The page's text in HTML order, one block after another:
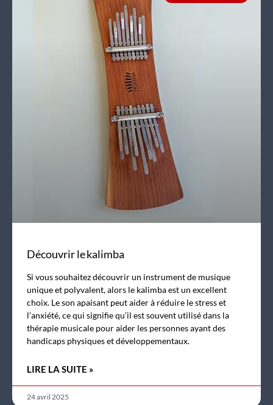
Découvrir le kalimba
Si vous souhaitez découvrir un instrument de musique
unique et polyvalent, alors le kalimba est un excellent
choix. Le son apaisant peut aider à réduire le stress et
l’anxiété, ce qui signifie qu’il est souvent utilisé dans la
thérapie musicale pour aider les personnes ayant des
handicaps physiques et développementaux.
LIRE LA SUITE »
24 avril 2025